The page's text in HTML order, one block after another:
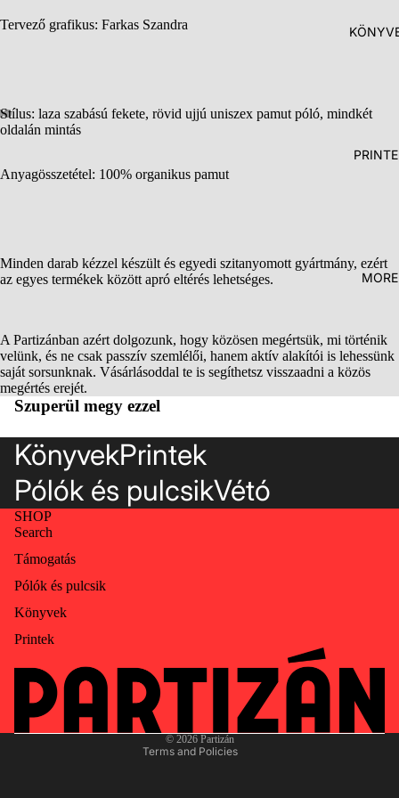
MORE
Tervező grafikus: Farkas Szandra
Stílus: laza szabású fekete, rövid ujjú uniszex pamut póló, mindkét
oldalán mintás
Anyagösszetétel: 100% organikus pamut
Minden darab kézzel készült és egyedi szitanyomott gyártmány, ezért
az egyes termékek között apró eltérés lehetséges.
A Partizánban azért dolgozunk, hogy közösen megértsük, mi történik
velünk, és ne csak passzív szemlélői, hanem aktív alakítói is lehessünk
saját sorsunknak. Vásárlásoddal te is segíthetsz visszaadni a közös
megértés erejét.
Szuperül megy ezzel
KönyvekPrintek
Pólók és pulcsikVétó
SHOP
Search
Támogatás
Pólók és pulcsik
Könyvek
Printek
© 2026 Partizán
Terms and Policies
Privacy policy
Refund policy
Shipping policy
Legal notice